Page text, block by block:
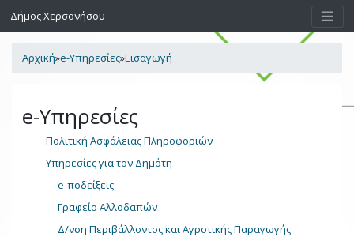
Δήμος Χερσονήσου
Αρχική»e-Υπηρεσίες»Εισαγωγή
e-Υπηρεσίες
Πολιτική Ασφάλειας Πληροφοριών
Υπηρεσίες για τον Δημότη
e-ποδείξεις
Γραφείο Αλλοδαπών
Δ/νση Περιβάλλοντος και Αγροτικής Παραγωγής